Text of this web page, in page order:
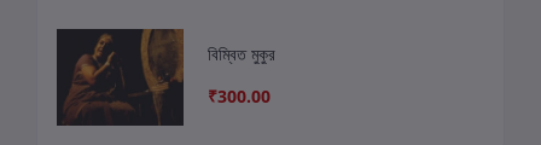
বিম্বিত মুকুর
₹300.00